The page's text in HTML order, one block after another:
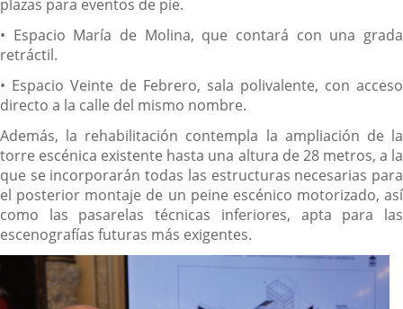
plazas para eventos de pie.
• Espacio María de Molina, que contará con una grada
retráctil.
• Espacio Veinte de Febrero, sala polivalente, con acceso
directo a la calle del mismo nombre.
Además, la rehabilitación contempla la ampliación de la
torre escénica existente hasta una altura de 28 metros, a la
que se incorporarán todas las estructuras necesarias para
el posterior montaje de un peine escénico motorizado, así
como las pasarelas técnicas inferiores, apta para las
escenografías futuras más exigentes.